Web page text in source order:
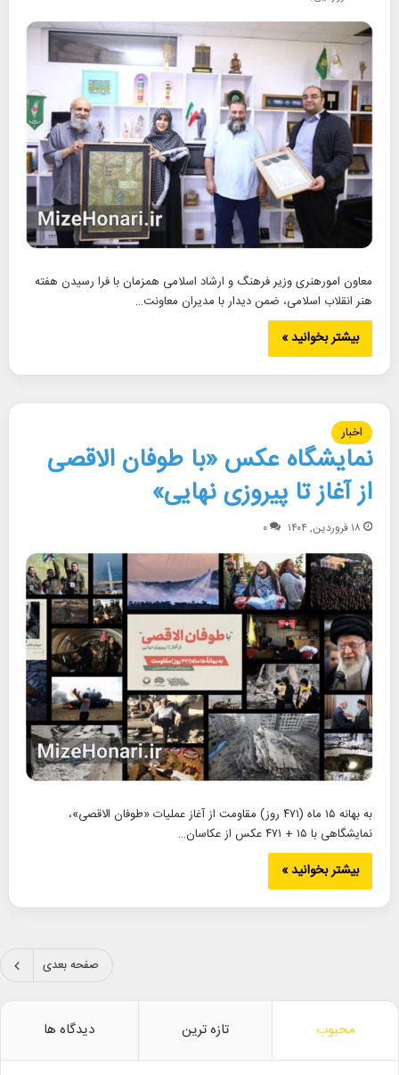
معاون امورهنری وزیر فرهنگ و ارشاد اسلامی همزمان با فرا رسیدن هفته
هنر انقلاب اسلامی، ضمن دیدار با مدیران معاونت…
بیشتر بخوانید »
اخبار
نمایشگاه عکس «با طوفان الاقصی
از آغاز تا پیروزی نهایی»
۱۸ فروردین, ۱۴۰۴ ۰
به بهانه ۱۵ ماه (۴۷۱ روز) مقاومت از آغاز عملیات «طوفان الاقصی»،
نمایشگاهی با ۱۵ + ۴۷۱ عکس از عکاسان…
بیشتر بخوانید »
صفحه بعدی
محبوب تازه ترین دیدگاه ها